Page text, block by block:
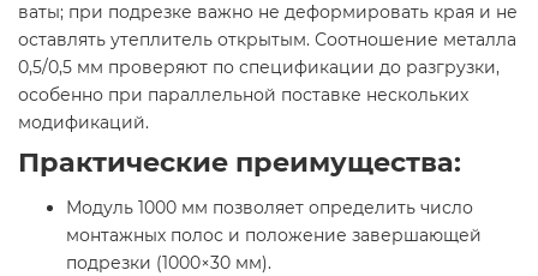
ваты; при подрезке важно не деформировать края и не
оставлять утеплитель открытым. Соотношение металла
0,5/0,5 мм проверяют по спецификации до разгрузки,
особенно при параллельной поставке нескольких
модификаций.
Практические преимущества:
Модуль 1000 мм позволяет определить число
монтажных полос и положение завершающей
подрезки (1000×30 мм).